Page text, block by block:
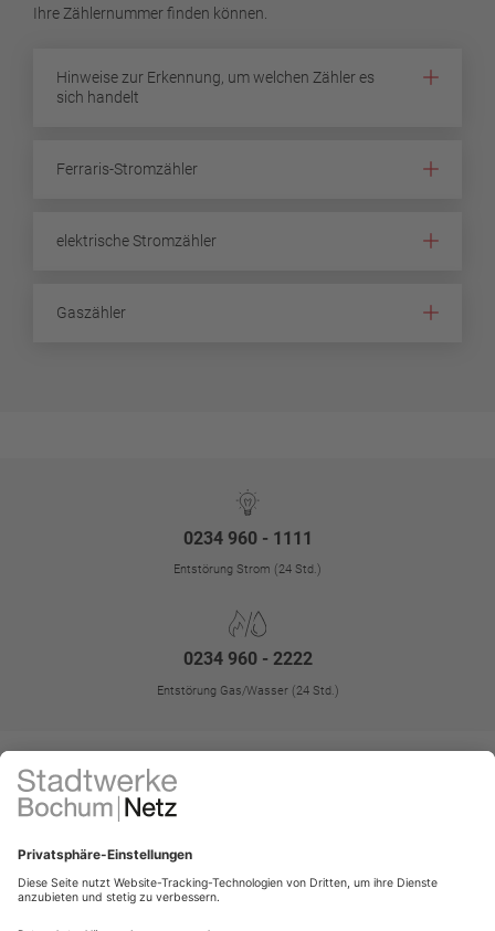
Ihre Zählernummer finden können.
Hinweise zur Erkennung, um welchen Zähler es
sich handelt
Ferraris-Stromzähler
elektrische Stromzähler
Gaszähler
0234 960 - 1111
Entstörung Strom (24 Std.)
0234 960 - 2222
Entstörung Gas/Wasser (24 Std.)
Kontakt Impressum
Datenschutz-Einstellungen
Vertrag widerrufen